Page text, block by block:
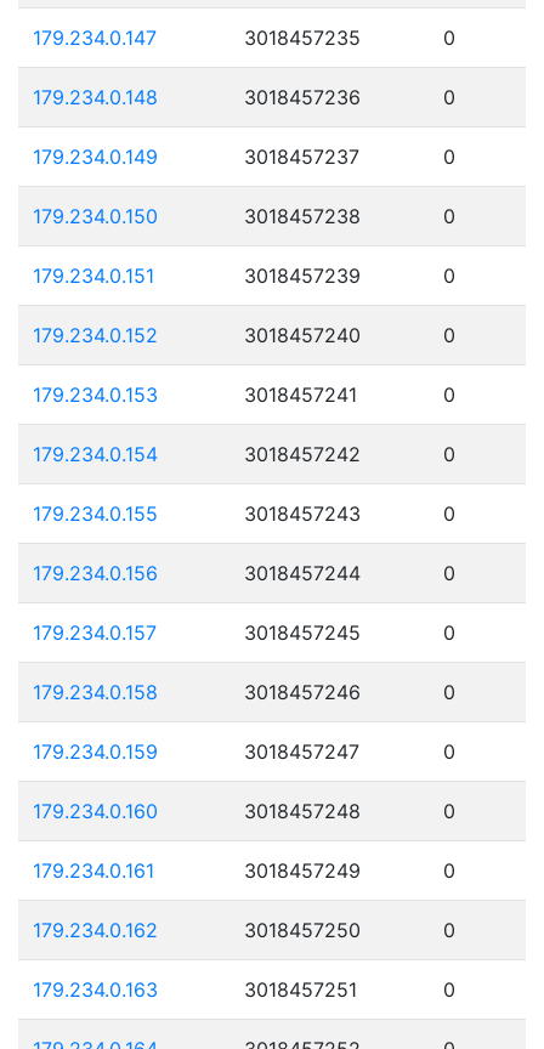
179.234.0.147 3018457235 0
179.234.0.148 3018457236 0
179.234.0.149 3018457237 0
179.234.0.150 3018457238 0
179.234.0.151 3018457239 0
179.234.0.152 3018457240 0
179.234.0.153 3018457241 0
179.234.0.154 3018457242 0
179.234.0.155 3018457243 0
179.234.0.156 3018457244 0
179.234.0.157 3018457245 0
179.234.0.158 3018457246 0
179.234.0.159 3018457247 0
179.234.0.160 3018457248 0
179.234.0.161 3018457249 0
179.234.0.162 3018457250 0
179.234.0.163 3018457251 0